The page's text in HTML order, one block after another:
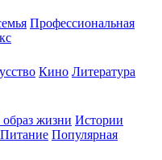
Профессиональная
Кино Литература
жизни Истории
Питание Популярная